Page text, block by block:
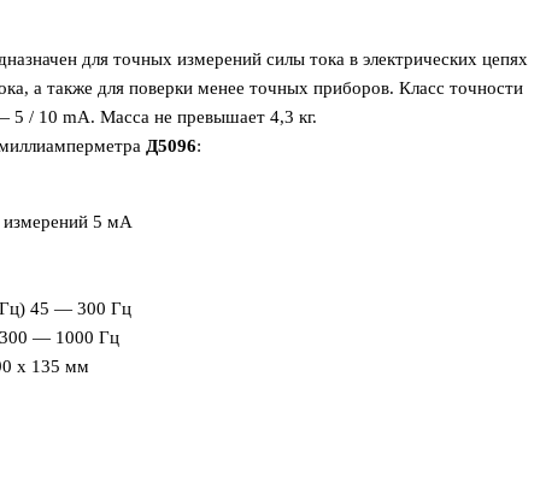
для точных измерений силы тока в электрических цепях
а также для поверки менее точных приборов. Класс точности
5 / 10 mА. Масса не превышает 4,3 кг.
Д5096:
измерений 5 мА
45 — 300 Гц
300 — 1000 Гц
х 135 мм